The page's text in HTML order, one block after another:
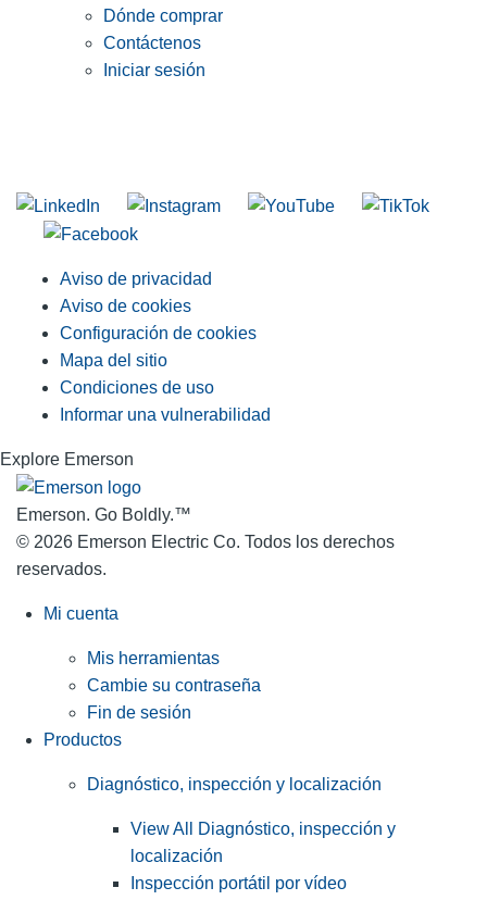
Dónde comprar
Contáctenos
Iniciar sesión
Aviso de privacidad
Aviso de cookies
Configuración de cookies
Mapa del sitio
Condiciones de uso
Informar una vulnerabilidad
Explore Emerson
Emerson. Go Boldly.™
© 2026 Emerson Electric Co. Todos los derechos
reservados.
Mi cuenta
Mis herramientas
Cambie su contraseña
Fin de sesión
Productos
Diagnóstico, inspección y localización
View All Diagnóstico, inspección y
localización
Inspección portátil por vídeo